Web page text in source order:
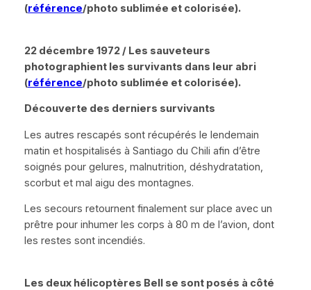
(référence/photo sublimée et colorisée).
22 décembre 1972 / Les sauveteurs
photographient les survivants dans leur abri
(référence/photo sublimée et colorisée).
Découverte des derniers survivants
Les autres rescapés sont récupérés le lendemain
matin et hospitalisés à Santiago du Chili afin d’être
soignés pour gelures, malnutrition, déshydratation,
scorbut et mal aigu des montagnes.
Les secours retournent finalement sur place avec un
prêtre pour inhumer les corps à 80 m de l’avion, dont
les restes sont incendiés.
Les deux hélicoptères Bell se sont posés à côté